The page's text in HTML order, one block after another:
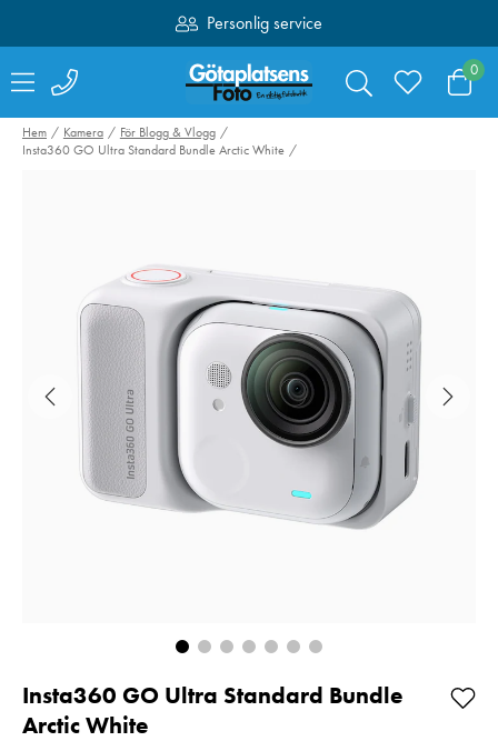
Personlig service
Fri frakt över 1000:-
0
Swarovski Variable
Phone Adapter VPA
2
2 220 kr
Hähnel
Captur till
Hem Kamera
För Blogg & Vlogg
Insta360 GO Ultra Standard Bundle Arctic White
Insta360 GO Ultra Standard Bundle
Arctic White